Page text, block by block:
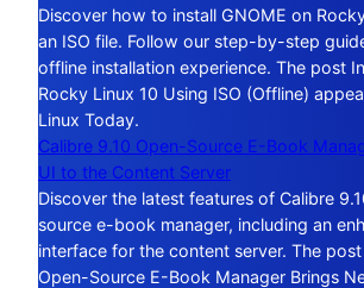
Discover how to install GNOME on
an ISO file. Follow our step-by-step
offline installation experience. The post
Rocky Linux 10 Using ISO (Offline)
Linux Today.
Calibre 9.10 Open-Source E-Book
UI to the Content Server
Discover the latest features of Calibre
source e-book manager, including an
interface for the content server. The post
Open-Source E-Book Manager Brings